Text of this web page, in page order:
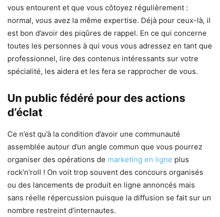
vous entourent et que vous côtoyez régulièrement :
normal, vous avez la même expertise. Déjà pour ceux-là, il
est bon d’avoir des piqûres de rappel. En ce qui concerne
toutes les personnes à qui vous vous adressez en tant que
professionnel, lire des contenus intéressants sur votre
spécialité, les aidera et les fera se rapprocher de vous.
Un public fédéré pour des actions
d’éclat
Ce n’est qu’à la condition d’avoir une communauté
assemblée autour d’un angle commun que vous pourrez
organiser des opérations de marketing en ligne plus
rock’n’roll ! On voit trop souvent des concours organisés
ou des lancements de produit en ligne annoncés mais
sans réelle répercussion puisque la diffusion se fait sur un
nombre restreint d’internautes.